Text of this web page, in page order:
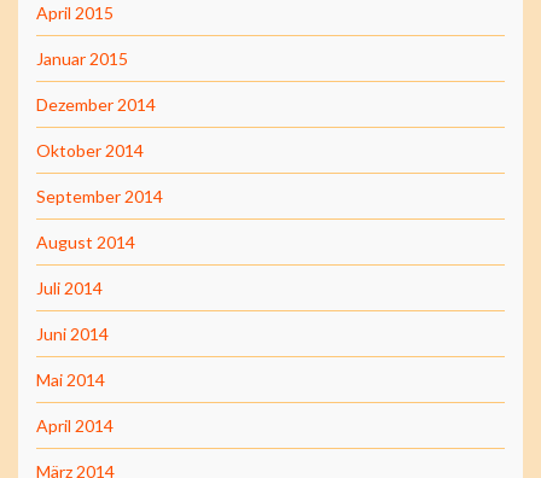
April 2015
Januar 2015
Dezember 2014
Oktober 2014
September 2014
August 2014
Juli 2014
Juni 2014
Mai 2014
April 2014
März 2014